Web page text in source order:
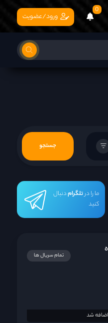
0
ورود/عضویت
جستجو
ما را درتلگرامدنبال
کنید
تمام سریال ها